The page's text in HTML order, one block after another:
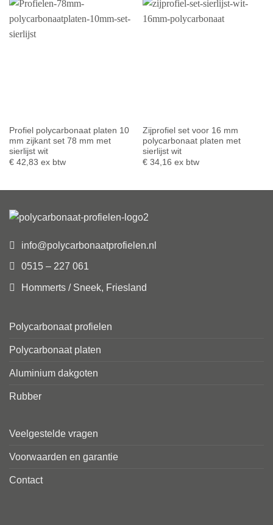
Profiel polycarbonaat platen 10
mm zijkant set 78 mm met
sierlijst wit
€42,83 ex btw
Zijprofiel set voor 16 mm
polycarbonaat platen met
sierlijst wit
€34,16 ex btw
info@polycarbonaatprofielen.nl
0515 – 227 061
Hommerts / Sneek, Friesland
Polycarbonaat profielen
Polycarbonaat platen
Aluminium dakgoten
Rubber
Veelgestelde vragen
Voorwaarden en garantie
Contact